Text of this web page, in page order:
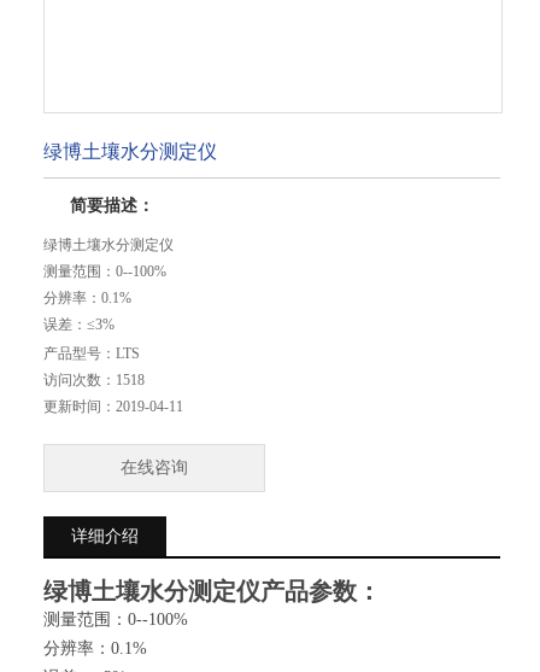
绿博土壤水分测定仪
简要描述：
绿博土壤水分测定仪
测量范围：0--100%
分辨率：0.1%
误差：≤3%
测试时间：≤2秒
记录时间：5分钟---99小时
电源：7.4V大容量锂电池
存储：3万条数据
产品型号： LTS
访问次数： 1518
更新时间： 2019-04-11
在线咨询
详细介绍
绿博土壤水分测定仪产品参数：
测量范围：0--100%
分辨率：0.1%